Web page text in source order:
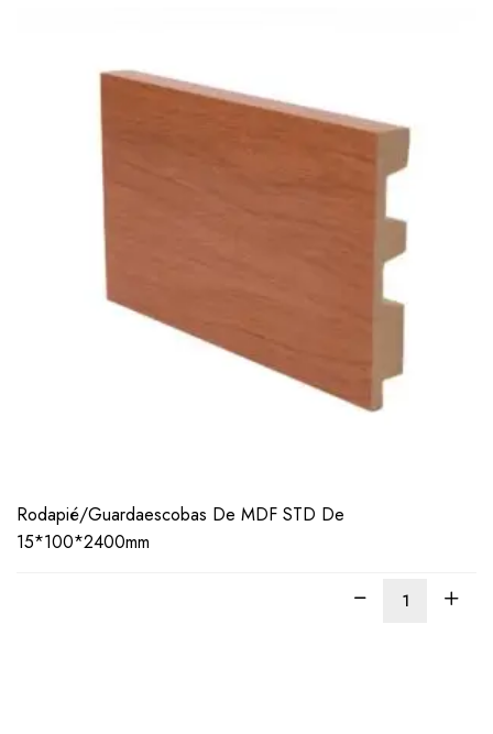
Rodapié/Guardaescobas De MDF STD De
15*100*2400mm